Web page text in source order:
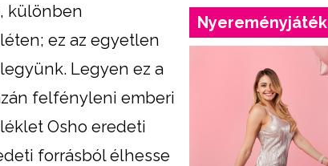
különben
ez az egyetlen
Legyen ez a
felfényleni emberi
Osho eredeti
forrásból élhesse
Nyereményjáték